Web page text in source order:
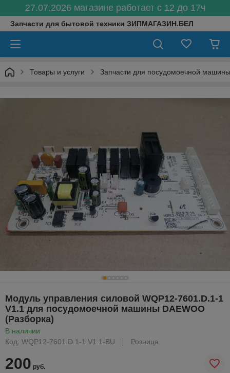
27.07.2026 магазине работает с 12 до 17ч
Запчасти для бытовой техники ЗИПМАГАЗИН.БЕЛ
Товары и услуги Запчасти для посудомоечной машины
Модуль управления силовой WQP12-7601.D.1-1
V1.1 для посудомоечной машины DAEWOO
(Разборка)
В наличии
Код: WQP12-7601.D.1-1 V1.1-BU
Розница
200 руб.